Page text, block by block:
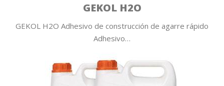
GEKOL H2O
GEKOL H2O Adhesivo de construcción de agarre rápido
Adhesivo…